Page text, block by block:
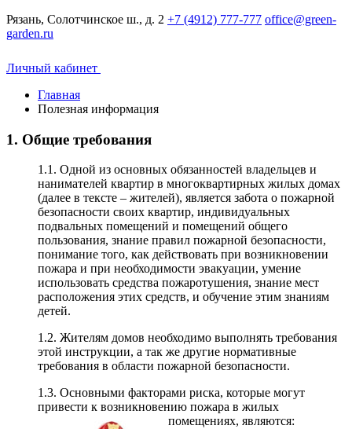
Рязань, Солотчинское ш., д. 2 +7 (4912) 777-777 office@green-
garden.ru
Личный кабинет
Главная
Полезная информация
1. Общие требования
1.1. Одной из основных обязанностей владельцев и
нанимателей квартир в многоквартирных жилых домах
(далее в тексте – жителей), является забота о пожарной
безопасности своих квартир, индивидуальных
подвальных помещений и помещений общего
пользования, знание правил пожарной безопасности,
понимание того, как действовать при возникновении
пожара и при необходимости эвакуации, умение
использовать средства пожаротушения, знание мест
расположения этих средств, и обучение этим знаниям
детей.
1.2. Жителям домов необходимо выполнять требования
этой инструкции, а так же другие нормативные
требования в области пожарной безопасности.
1.3. Основными факторами риска, которые могут
привести к возникновению пожара в жилых
помещениях, являются: